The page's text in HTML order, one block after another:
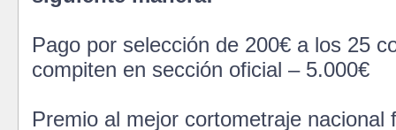
Pago por selección de 200€ a los 25
compiten en sección oficial – 5.000€
Premio al mejor cortometraje nacional